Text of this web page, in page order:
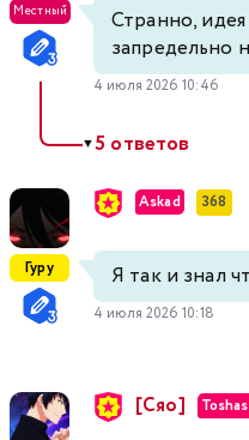
Местный
Странно,
запредельно
4 июля 2026 10:46
▼5 ответов
Гуру
Askad 368
Я так и знал
4 июля 2026 10:18
[Сяо]